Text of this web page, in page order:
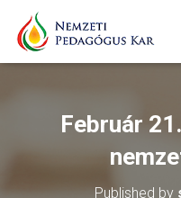
Február
Published by